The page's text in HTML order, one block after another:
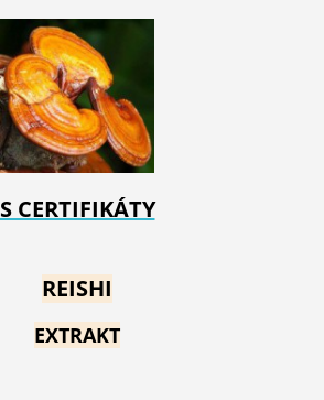
S CERTIFIKÁTY
REISHI
EXTRAKT